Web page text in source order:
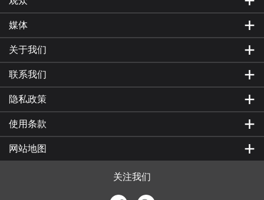
媒体
关于我们
联系我们
隐私政策
使用条款
网站地图
关注我们